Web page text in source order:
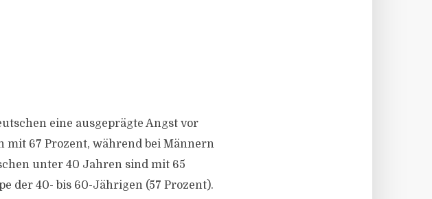
eine ausgeprägte Angst vor
mit 67 Prozent, während bei Männern
unter 40 Jahren sind mit 65
der 40- bis 60-Jährigen (57 Prozent).